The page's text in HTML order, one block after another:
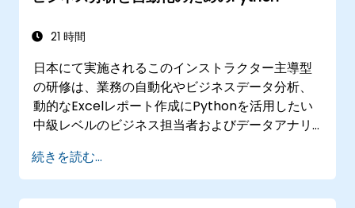
21 時間
日本にて実施されるこのインストラクター主導型
の研修は、業務の自動化やビジネスデータ分析、
動的なExcelレポート作成にPythonを活用したい
中級レベルのビジネス担当者およびデータアナリ
続きを読む...